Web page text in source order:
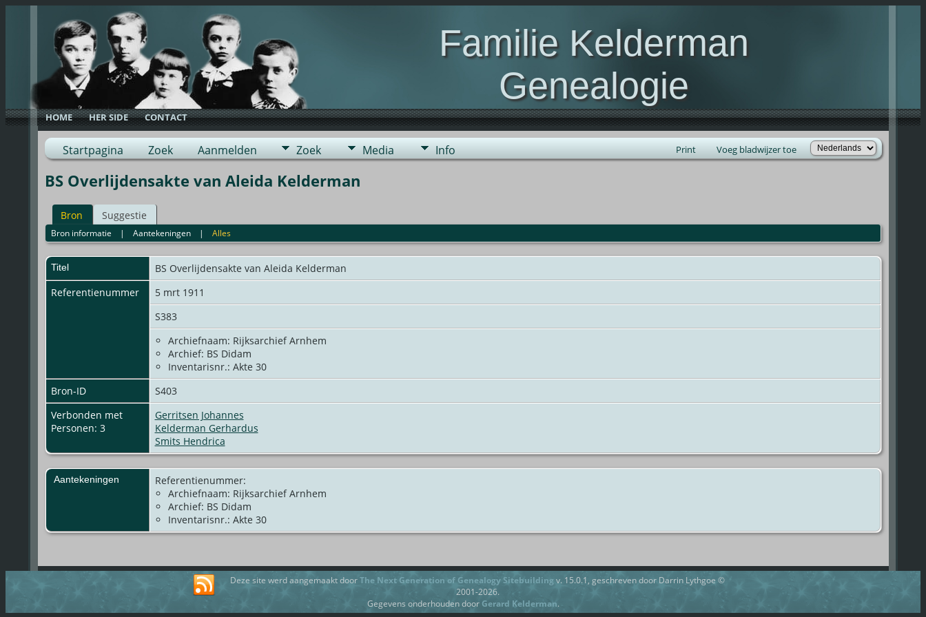
Familie Kelderman
Genealogie
Genealogie van de familie Kelderman(s)
HOME HER SIDE CONTACT
Startpagina Zoek Aanmelden Zoek Media Info Print Voeg bladwijzer toe
BS Overlijdensakte van Aleida Kelderman
Bron Suggestie
Bron informatie | Aantekeningen| Alles
Titel
BS Overlijdensakte van Aleida Kelderman
Referentienummer
5 mrt 1911
S383
Archiefnaam: Rijksarchief Arnhem
Archief: BS Didam
Inventarisnr.: Akte 30
Bron-ID
S403
Verbonden met
Personen: 3
Gerritsen Johannes
Kelderman Gerhardus
Smits Hendrica
Aantekeningen
Referentienummer:
Archiefnaam: Rijksarchief Arnhem
Archief: BS Didam
Inventarisnr.: Akte 30
Deze site werd aangemaakt doorThe Next Generation of Genealogy Sitebuildingv. 15.0.1, geschreven door Darrin Lythgoe ©
2001-2026.
Gegevens onderhouden door Gerard Kelderman.